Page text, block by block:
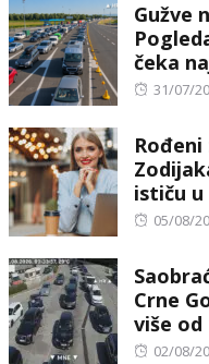
Gužve
čeka
Posted
31/07/
Rođeni
ističu
Posted
05/08/
Crne
više od
Posted
02/08/